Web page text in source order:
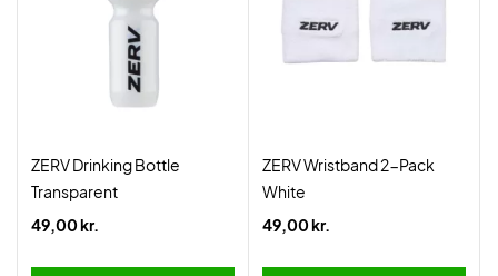
ZERV Drinking Bottle
Transparent
49,00 kr.
ZERV Wristband 2-Pack
White
49,00 kr.